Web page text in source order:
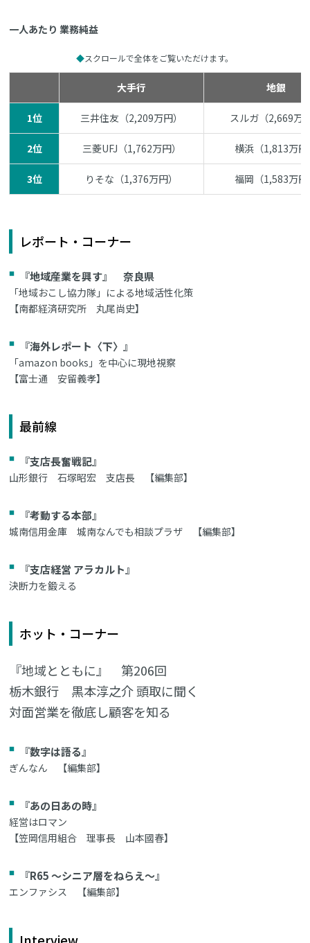
一人あたり 業務純益
スクロールで全体をご覧いただけます。
大手行 地銀
1位 三井住友（2,209万円） スルガ（2,669万
2位 三菱UFJ（1,762万円） 横浜（1,813万
3位 りそな（1,376万円） 福岡（1,583万
レポート・コーナー
『地域産業を興す』 奈良県
「地域おこし協力隊」による地域活性化策
【南都経済研究所 丸尾尚史】
『海外レポート〈下〉』
「amazon books」を中心に現地視察
【富士通 安留義孝】
最前線
『支店長奮戦記』
山形銀行 石塚昭宏 支店長 【編集部】
『考動する本部』
城南信用金庫 城南なんでも相談プラザ 【編集部】
『支店経営 アラカルト』
決断力を鍛える
ホット・コーナー
『地域とともに』 第206回
栃木銀行 黒本淳之介 頭取に聞く
対面営業を徹底し顧客を知る
『数字は語る』
ぎんなん 【編集部】
『あの日あの時』
経営はロマン
【笠岡信用組合 理事長 山本國春】
『R65 ～シニア層をねらえ～』
エンファシス 【編集部】
Interview